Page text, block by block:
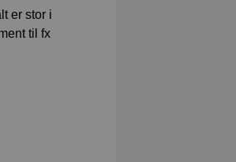
er stor i
til fx